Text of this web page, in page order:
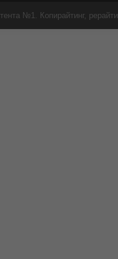
№1. Копирайтинг,